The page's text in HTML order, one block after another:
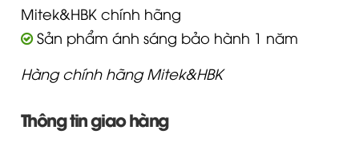
Mitek&HBK chính hãng
Sản phẩm ánh sáng bảo hành 1 năm
Hàng chính hãng Mitek&HBK
Thông tin giao hàng